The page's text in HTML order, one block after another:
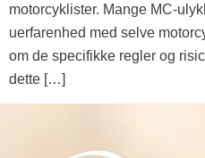
motorcyklister. Mange MC-
uerfarenhed med selve
om de specifikke regler og
dette […]